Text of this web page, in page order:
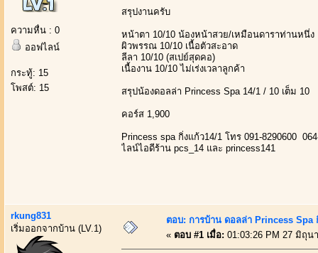
ความหื่น : 0
ออฟไลน์
กระทู้: 15
โพสต์: 15
สรุปงานครับ
หน้าตา 10/10 น้องหน้าสวย/เหมือนดาราท่านหนึ่ง
ผิวพรรณ 10/10 เนื้อตัวสะอาด
ลีลา 10/10 (สเปย์สุดคอ)
เนื้องาน 10/10 ไม่เร่งเวลาลูกค้า
สรุปน้องดอลล่า Princess Spa 14/1 / 10 เต็ม 10
คอร์ส 1,900
Princess spa กิ่งแก้ว14/1 โทร 091-8290600
ไลน์ไอดีร้าน pcs_14 และ princess141
rkung831
เริ่มออกจากบ้าน (LV.1)
ตอบ: การบ้าน ดอลล่า Princess Spa
« ตอบ #1 เมื่อ: 01:03:26 PM 27 มิถุน